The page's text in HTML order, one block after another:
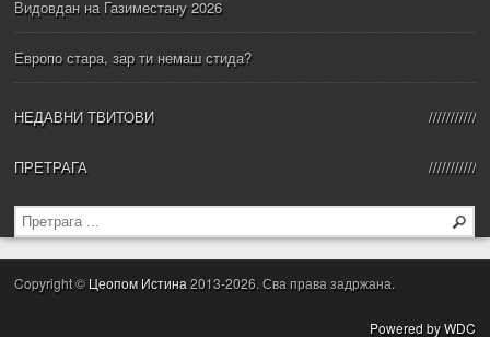
Видовдан на Газиместану 2026
Европо стара, зар ти немаш стида?
НЕДАВНИ ТВИТОВИ
ПРЕТРАГА
Copyright © Цеопом Истина2013-2026. Сва права задржана.
Powered by WDC